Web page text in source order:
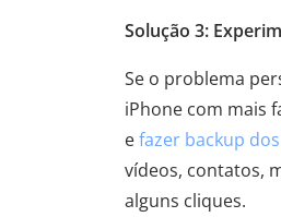
Solução 3:
Se o problema
iPhone com mais
efazer backup
vídeos, contatos,
alguns cliques.